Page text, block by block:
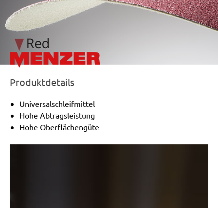
Produktdetails
Universalschleifmittel
Hohe Abtragsleistung
Hohe Oberflächengüte